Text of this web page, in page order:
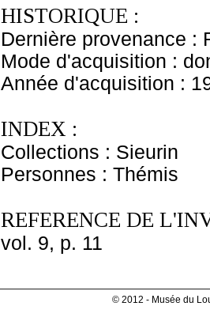
HISTORIQUE :
Dernière provenance :
Mode d'acquisition :
Année d'acquisition :
INDEX :
Collections : Sieurin
Personnes : Thémis
REFERENCE DE
vol. 9, p. 11
© 2012 - Musée du